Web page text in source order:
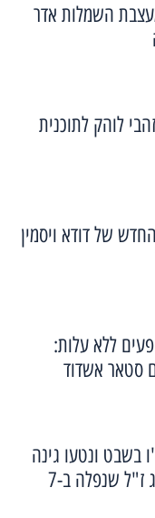
השמלות אדר
לוהק לתוכנית
של דודא ויסמין
ללא עלות:
סטאר אשדוד
בשבט ונטעו גינה
לזכרה של רווית אסייג ז"ל שנפלה ב-7